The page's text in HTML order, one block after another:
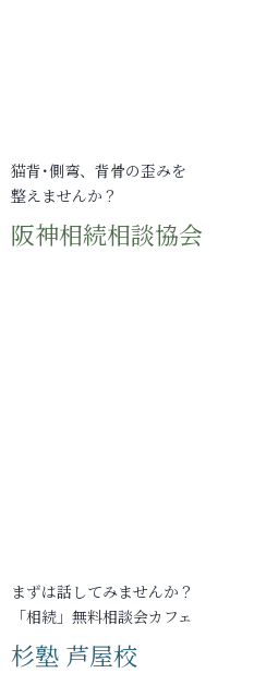
猫背･側弯、背骨の歪みを
整えませんか？
阪神相続相談協会
まずは話してみませんか？
「相続」無料相談会カフェ
杉塾 芦屋校